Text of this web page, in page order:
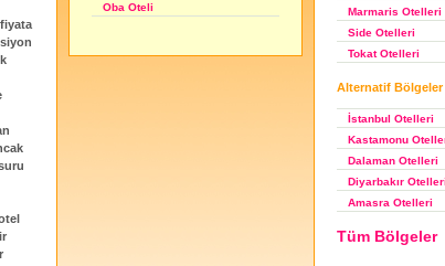
fiyata
Oba Oteli
Marmaris Otelleri
Side Otelleri
Tokat Otelleri
Alternatif Bölgeler
İstanbul Otelleri
Kastamonu
Dalaman Otelleri
Diyarbakır
Amasra Otelleri
Tüm Bölgeler